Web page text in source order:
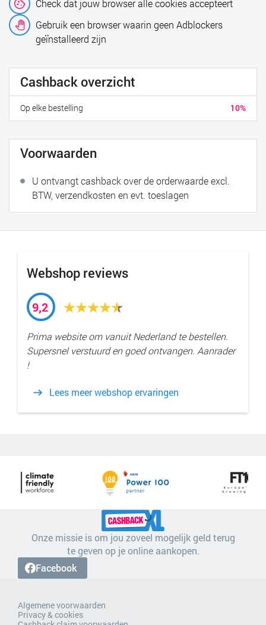
Check dat jouw browser alle cookies accepteert
Gebruik een browser waarin geen Adblockers
geïnstalleerd zijn
Cashback overzicht
10%
Op elke bestelling
Voorwaarden
U ontvangt cashback over de orderwaarde excl.
BTW, verzendkosten en evt. toeslagen
Webshop reviews
9,2
Prima website om vanuit Nederland te bestellen.
Supersnel verstuurd en goed ontvangen. Aanrader
!
Lees meer webshop ervaringen
Onze missie is om jou zoveel mogelijk geld terug
te geven op je online aankopen.
Facebook
Algemene voorwaarden
Privacy & cookies